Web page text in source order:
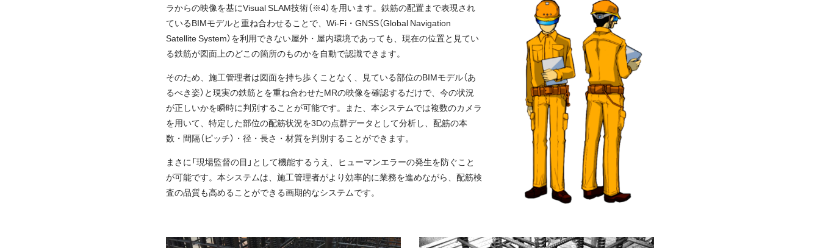
ラからの映像を基にVisual SLAM技術（※4）を用います。鉄筋の配置まで表現され
ているBIMモデルと重ね合わせることで、Wi-Fi・GNSS（Global Navigation
Satellite System）を利用できない屋外・屋内環境であっても、現在の位置と見てい
る鉄筋が図面上のどこの箇所のものかを自動で認識できます。
そのため、施工管理者は図面を持ち歩くことなく、見ている部位のBIMモデル（あ
るべき姿）と現実の鉄筋とを重ね合わせたMRの映像を確認するだけで、今の状況
が正しいかを瞬時に判別することが可能です。また、本システムでは複数のカメラ
を用いて、特定した部位の配筋状況を3Dの点群データとして分析し、配筋の本
数・間隔（ピッチ）・径・長さ・材質を判別することができます。
まさに「現場監督の目」として機能するうえ、ヒューマンエラーの発生を防ぐこと
が可能です。本システムは、施工管理者がより効率的に業務を進めながら、配筋検
査の品質も高めることができる画期的なシステムです。